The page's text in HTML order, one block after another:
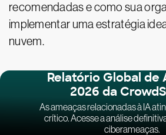
recomendadas e como sua
implementar uma estratégia
nuvem.
Relatório Global de
2026 da
As ameaças relacionadas à IA
crítico. Acesse a análise
ciberameaças.